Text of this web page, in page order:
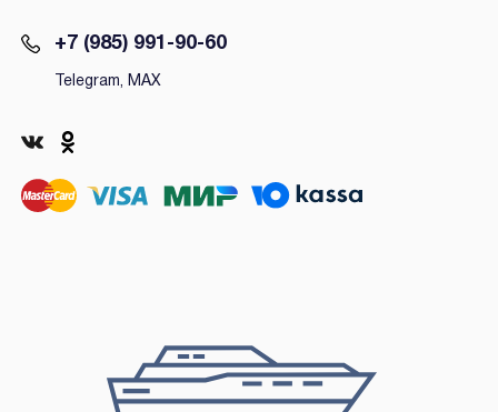
+7 (985) 991-90-60
Telegram, MAX